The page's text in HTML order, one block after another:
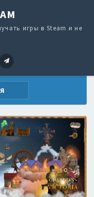
игры в Steam и не